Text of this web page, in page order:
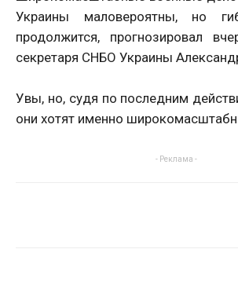
Украины маловероятны, но
продолжится, прогнозировал
секретаря СНБО Украины
Увы, но, судя по последним
они хотят именно
- Реклама -